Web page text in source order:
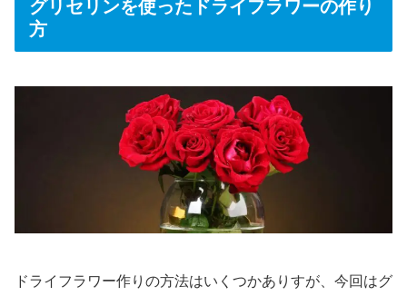
グリセリンを使ったドライフラワーの作り
方
ドライフラワー作りの方法はいくつかありすが、今回はグ